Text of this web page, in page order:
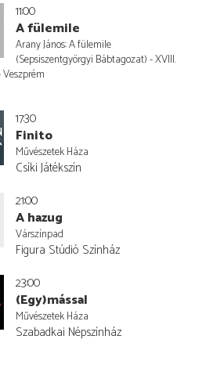
11:00
A fülemile
Arany János: A fülemile
(Sepsiszentgyörgyi Bábtagozat) - XVIII.
17:30
Finito
Művészetek Háza
Csíki Játékszín
21:00
A hazug
Várszínpad
Figura Stúdió Színház
23:00
(Egy)mással
Művészetek Háza
Szabadkai Népszínház